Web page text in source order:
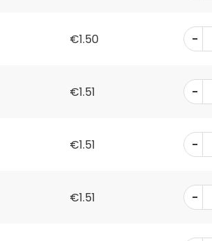
€1.50 -
€1.51 -
€1.51 -
€1.51 -